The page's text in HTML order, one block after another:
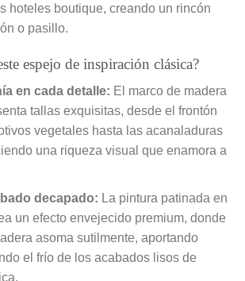
hoteles boutique, creando un rincón
o pasillo.
espejo de inspiración clásica?
en cada detalle: El marco de madera
tallas exquisitas, desde el frontón
vegetales hasta las acanaladuras
una riqueza visual que enamora a
decapado: La pintura patinada en
un efecto envejecido premium, donde
asoma sutilmente, aportando
el frío de los acabados lisos de